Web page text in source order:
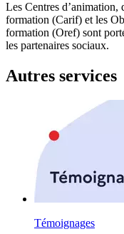
Les Centres d’animation,
formation (Carif) et les
formation (Oref) sont
les partenaires sociaux.
Autres services
Témoignages